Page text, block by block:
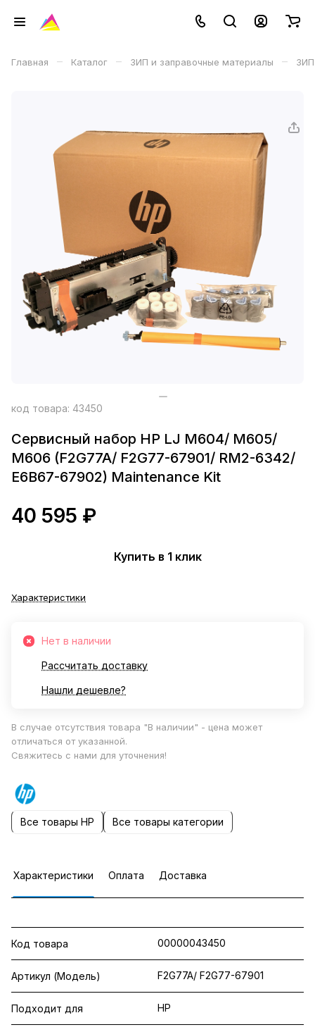
Главная – Каталог – ЗИП и заправочные материалы – ЗИП
код товара: 43450
Сервисный набор HP LJ M604/ M605/
M606 (F2G77A/ F2G77-67901/ RM2-6342/
E6B67-67902) Maintenance Kit
40 595 ₽
Купить в 1 клик
Характеристики
Нет в наличии
Рассчитать доставку
Нашли дешевле?
В случае отсутствия товара "В наличии" - цена может
отличаться от указанной.
Свяжитесь с нами для уточнения!
Все товары HP Все товары категории
Характеристики Оплата Доставка
Код товара 00000043450
Артикул (Модель) F2G77A/ F2G77-67901
Подходит для HP